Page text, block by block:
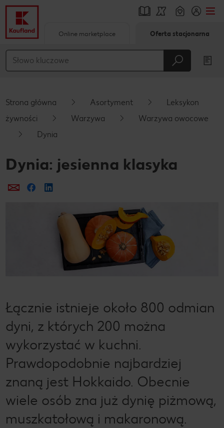
Główna treść
Pływający pasek boczny
Online marketplace Oferta stacjonarna
Strona główna Asortyment
Leksykon
żywności
Warzywa
Warzywa owocowe
Dynia
Dynia: jesienna klasyka
Prześlij e-mailem
Udostępnij na Facebooku
Łącznie istnieje około 800 odmian
dyni, z których 200 można
wykorzystać w kuchni.
Prawdopodobnie najbardziej
znaną jest Hokkaido. Obecnie
wiele osób zna już dynię piżmową,
muszkatołową i makaronową.